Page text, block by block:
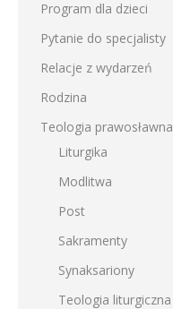
Program dla dzieci
Pytanie do specjalisty
Relacje z wydarzeń
Rodzina
Teologia prawosławna
Liturgika
Modlitwa
Post
Sakramenty
Synaksariony
Teologia liturgiczna